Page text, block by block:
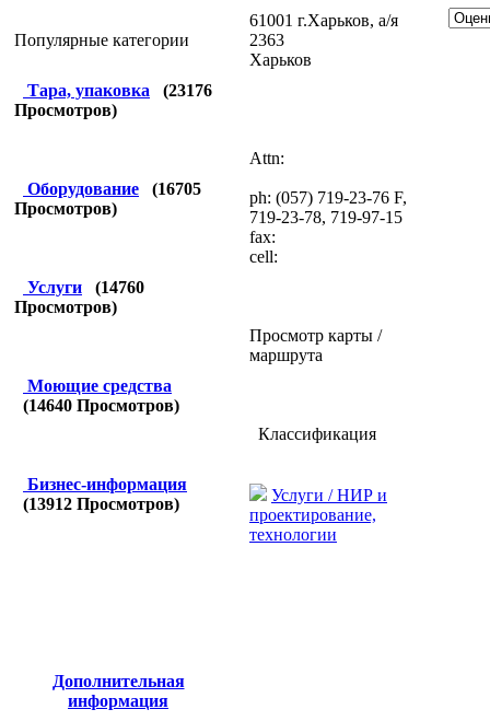
Популярные категории
Тара, упаковка (23176
Просмотров)
Оборудование (16705
Просмотров)
Услуги (14760
Просмотров)
Моющие средства
(14640 Просмотров)
Бизнес-информация
(13912 Просмотров)
Дополнительная
информация
61001 г.Харьков, а/я
2363
Харьков
Attn:
ph: (057) 719-23-76 F,
719-23-78, 719-97-15
fax:
cell:
Просмотр карты /
маршрута
Классификация
Услуги / НИР и
проектирование,
технологии